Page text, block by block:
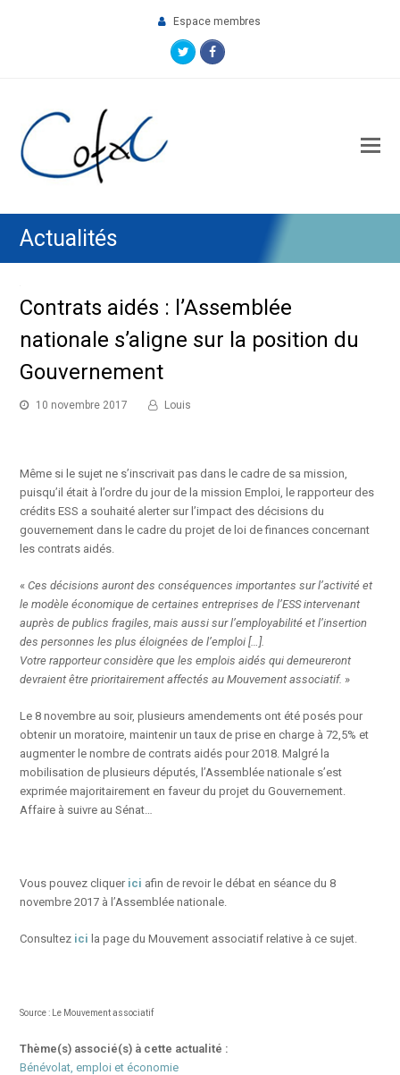
Espace membres
TwitterFacebook
Actualités
Contrats aidés : l’Assemblée
nationale s’aligne sur la position du
Gouvernement
10 novembre 2017 Louis
Même si le sujet ne s’inscrivait pas dans le cadre de sa mission,
puisqu’il était à l’ordre du jour de la mission Emploi, le rapporteur des
crédits ESS a souhaité alerter sur l’impact des décisions du
gouvernement dans le cadre du projet de loi de finances concernant
les contrats aidés.
«Ces décisions auront des conséquences importantes sur l’activité et
le modèle économique de certaines entreprises de l’ESS intervenant
auprès de publics fragiles, mais aussi sur l’employabilité et l’insertion
des personnes les plus éloignées de l’emploi […].
Votre rapporteur considère que les emplois aidés qui demeureront
devraient être prioritairement affectés au Mouvement associatif. »
Le 8 novembre au soir, plusieurs amendements ont été posés pour
obtenir un moratoire, maintenir un taux de prise en charge à 72,5% et
augmenter le nombre de contrats aidés pour 2018. Malgré la
mobilisation de plusieurs députés, l’Assemblée nationale s’est
exprimée majoritairement en faveur du projet du Gouvernement.
Affaire à suivre au Sénat…
Vous pouvez cliquer ici afin de revoir le débat en séance du 8
novembre 2017 à l’Assemblée nationale.
Consultez ici la page du Mouvement associatif relative à ce sujet.
Source : Le Mouvement associatif
Thème(s) associé(s) à cette actualité :
Bénévolat, emploi et économie